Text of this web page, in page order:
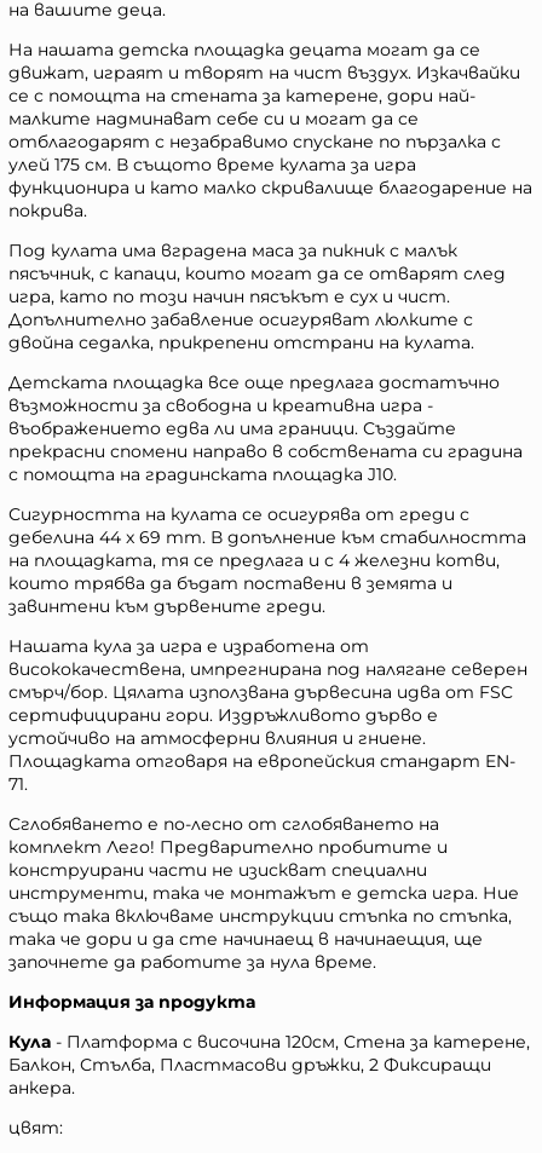
на вашите деца.
На нашата детска площадка децата могат да се
движат, играят и творят на чист въздух. Изкачвайки
се с помощта на стената за катерене, дори най-
малките надминават себе си и могат да се
отблагодарят с незабравимо спускане по пързалка с
улей 175 см. В същото време кулата за игра
функционира и като малко скривалище благодарение на
покрива.
Под кулата има вградена маса за пикник с малък
пясъчник, с капаци, които могат да се отварят след
игра, като по този начин пясъкът е сух и чист.
Допълнително забавление осигуряват люлките с
двойна седалка, прикрепени отстрани на кулата.
Детската площадка все още предлага достатъчно
възможности за свободна и креативна игра -
въображението едва ли има граници. Създайте
прекрасни спомени направо в собствената си градина
с помощта на градинската площадка J10.
Сигурността на кулата се осигурява от греди с
дебелина 44 x 69 mm. В допълнение към стабилността
на площадката, тя се предлага и с 4 железни котви,
които трябва да бъдат поставени в земята и
завинтени към дървените греди.
Нашата кула за игра е изработена от
висококачествена, импрегнирана под налягане северен
смърч/бор. Цялата използвана дървесина идва от FSC
сертифицирани гори. Издръжливото дърво е
устойчиво на атмосферни влияния и гниене.
Площадката отговаря на европейския стандарт EN-
71.
Сглобяването е по-лесно от сглобяването на
комплект Лего! Предварително пробитите и
конструирани части не изискват специални
инструменти, така че монтажът е детска игра. Ние
също така включваме инструкции стъпка по стъпка,
така че дори и да сте начинаещ в начинаещия, ще
започнете да работите за нула време.
Информация за продукта
Кула - Платформа с височина 120см, Стена за катерене,
Балкон, Стълба, Пластмасови дръжки, 2 Фиксиращи
анкера.
цвят: